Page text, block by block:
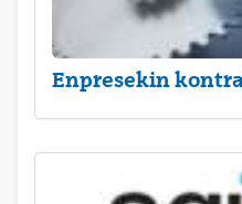
Enpresekin